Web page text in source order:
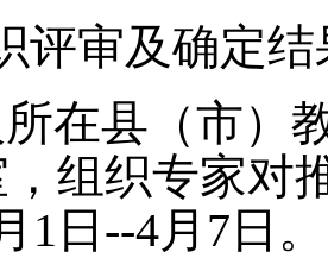
评审及确定结
在县（市）
组织专家对
1日--4月7日。